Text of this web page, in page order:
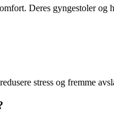
Deres gyngestoler
stress og fremme